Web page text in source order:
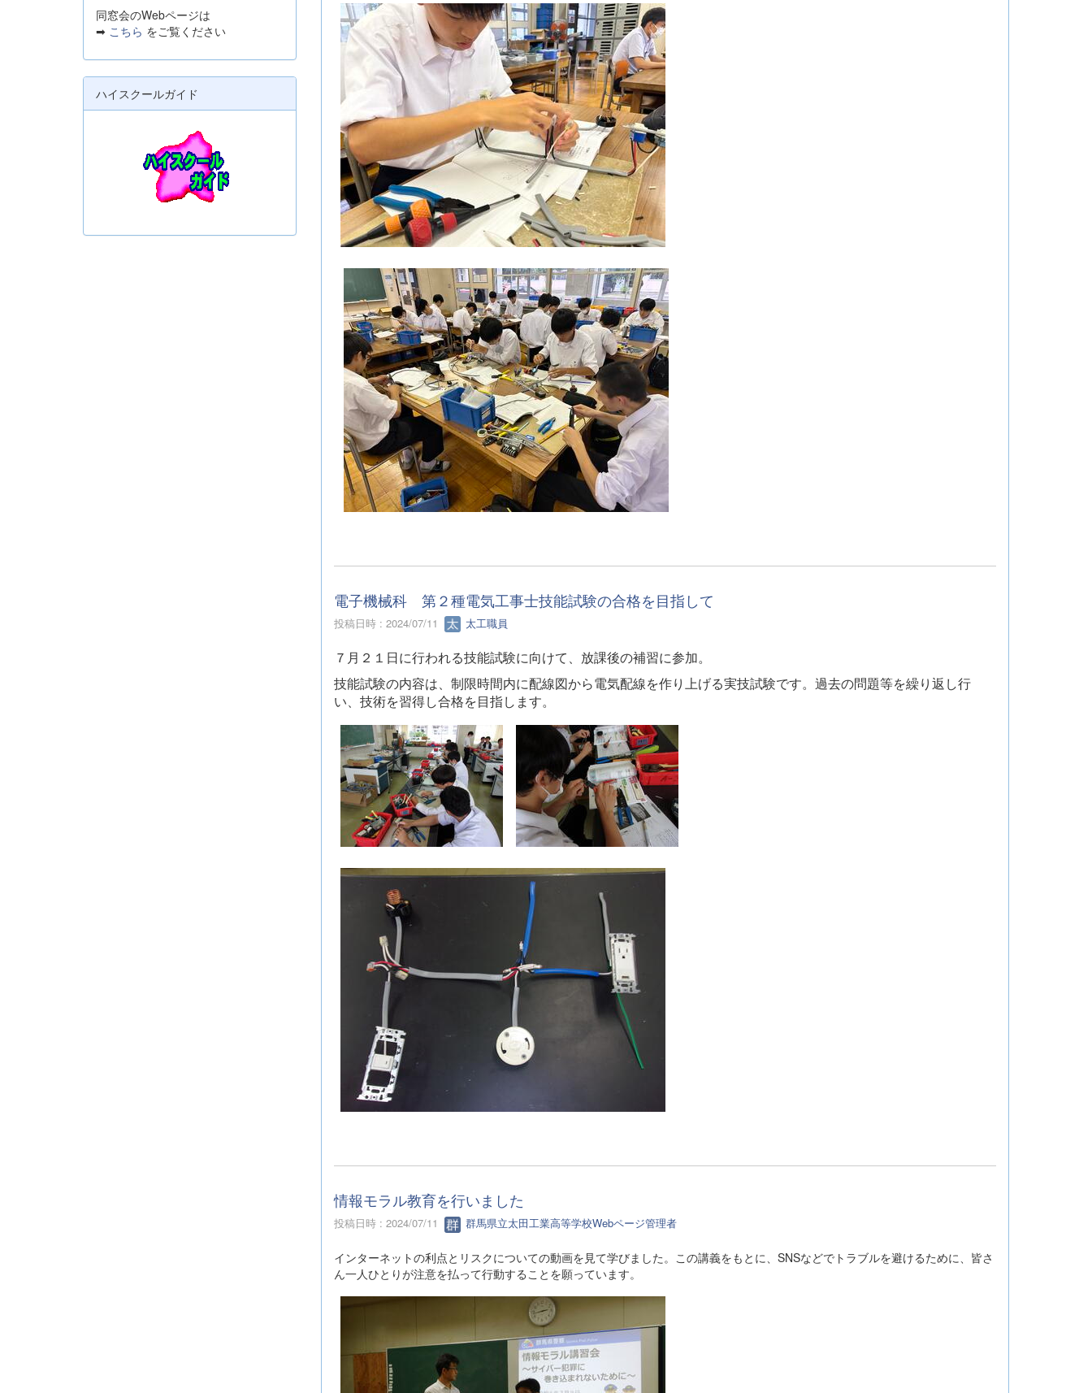
電子機械科 第２種電気工事士技能試験の合格を目指して
投稿日時 : 2024/07/11 太工職員
７月２１日に行われる技能試験に向けて、放課後の補習に参加。
技能試験の内容は、制限時間内に配線図から電気配線を作り上げる実技試験です。過去の問題等を繰り返し行
い、技術を習得し合格を目指します。
情報モラル教育を行いました
投稿日時 : 2024/07/11 群馬県立太田工業高等学校Webページ管理者
インターネットの利点とリスクについての動画を見て学びました。この講義をもとに、SNSなどでトラブルを避けるために、皆さ
ん一人ひとりが注意を払って行動することを願っています。
同窓会のWebページは
➡ こちら をご覧ください
ハイスクールガイド